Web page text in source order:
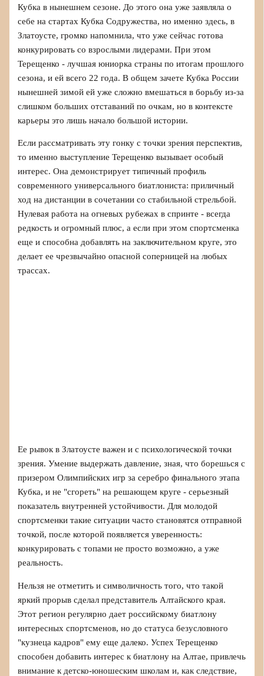
Кубка в нынешнем сезоне. До этого она уже заявляла о
себе на стартах Кубка Содружества, но именно здесь, в
Златоусте, громко напомнила, что уже сейчас готова
конкурировать со взрослыми лидерами. При этом
Терещенко - лучшая юниорка страны по итогам прошлого
сезона, и ей всего 22 года. В общем зачете Кубка России
нынешней зимой ей уже сложно вмешаться в борьбу из-за
слишком больших отставаний по очкам, но в контексте
карьеры это лишь начало большой истории.
Если рассматривать эту гонку с точки зрения перспектив,
то именно выступление Терещенко вызывает особый
интерес. Она демонстрирует типичный профиль
современного универсального биатлониста: приличный
ход на дистанции в сочетании со стабильной стрельбой.
Нулевая работа на огневых рубежах в спринте - всегда
редкость и огромный плюс, а если при этом спортсменка
еще и способна добавлять на заключительном круге, это
делает ее чрезвычайно опасной соперницей на любых
трассах.
Ее рывок в Златоусте важен и с психологической точки
зрения. Умение выдержать давление, зная, что борешься с
призером Олимпийских игр за серебро финального этапа
Кубка, и не "сгореть" на решающем круге - серьезный
показатель внутренней устойчивости. Для молодой
спортсменки такие ситуации часто становятся отправной
точкой, после которой появляется уверенность:
конкурировать с топами не просто возможно, а уже
реальность.
Нельзя не отметить и символичность того, что такой
яркий прорыв сделал представитель Алтайского края.
Этот регион регулярно дает российскому биатлону
интересных спортсменов, но до статуса безусловного
"кузнеца кадров" ему еще далеко. Успех Терещенко
способен добавить интерес к биатлону на Алтае, привлечь
внимание к детско-юношеским школам и, как следствие,